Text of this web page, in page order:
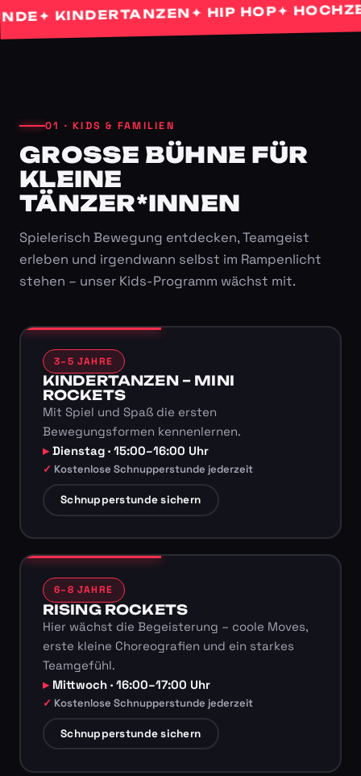
✦ KINDERTANZEN✦ HIP HOP ✦
01 · KIDS & FAMILIEN
GROSSE BÜHNE FÜR K
LEINE T
ÄNZER*INNEN
Spielerisch Bewegung entdecken, Teamgeist
erleben und irgendwann selbst im Rampenlicht
stehen – unser Kids-Programm wächst mit.
3–5 JAHRE
KINDERTANZEN – MINI
ROCKETS
Mit Spiel und Spaß die ersten
Bewegungsformen kennenlernen.
Dienstag · 15:00–16:00 Uhr
Kostenlose Schnupperstunde jederzeit
Schnupperstunde sichern
6–8 JAHRE
RISING ROCKETS
Hier wächst die Begeisterung – coole Moves,
erste kleine Choreografien und ein starkes
Teamgefühl.
Mittwoch · 16:00–17:00 Uhr
Kostenlose Schnupperstunde jederzeit
Schnupperstunde sichern